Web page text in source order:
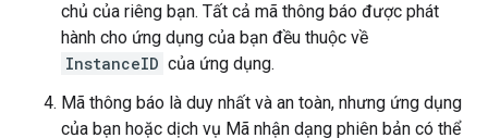
chủ của riêng bạn. Tất cả mã thông báo được phát
hành cho ứng dụng của bạn đều thuộc về
InstanceID của ứng dụng.
Mã thông báo là duy nhất và an toàn, nhưng ứng dụng
của bạn hoặc dịch vụ Mã nhận dạng phiên bản có thể